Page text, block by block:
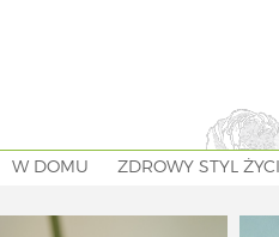
W DOMU ZDROWY STYL